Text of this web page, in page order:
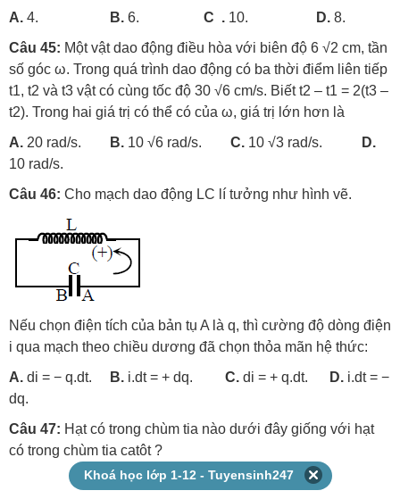
A. 4. B. 6. C . 10. D. 8.
Câu 45: Một vật dao động điều hòa với biên độ 6 √2 cm, tần
số góc ω. Trong quá trình dao động có ba thời điểm liên tiếp
t1, t2 và t3 vật có cùng tốc độ 30 √6 cm/s. Biết t2 – t1 = 2(t3 –
t2). Trong hai giá trị có thể có của ω, giá trị lớn hơn là
A. 20 rad/s. B. 10 √6 rad/s. C. 10 √3 rad/s.
D.
10 rad/s.
Câu 46: Cho mạch dao động LC lí tưởng như hình vẽ.
Nếu chọn điện tích của bản tụ A là q, thì cường độ dòng điện
i qua mạch theo chiều dương đã chọn thỏa mãn hệ thức:
A. di = − q.dt. B. i.dt = + dq. C. di = + q.dt. D. i.dt = −
dq.
Câu 47: Hạt có trong chùm tia nào dưới đây giống với hạt
có trong chùm tia catôt ?
Khoá học lớp 1-12 - Tuyensinh247